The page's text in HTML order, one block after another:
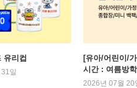
유리컵
일
[유아/어린이/
시간 : 여름방
2026년 07월 20